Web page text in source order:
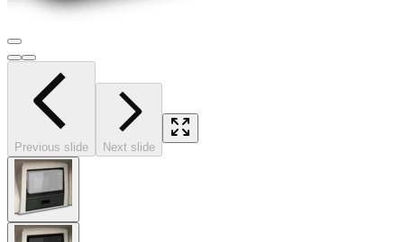
Previous slide Next slide